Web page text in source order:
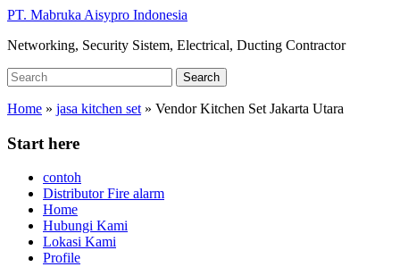
Skip
main
PT. Mabruka Aisypro Indonesia
Networking, Security Sistem, Electrical, Ducting Contractor
Search
for:
Search
Home » jasa kitchen set » Vendor Kitchen Set Jakarta Utara
Start here
contoh
Distributor Fire alarm
Home
Hubungi Kami
Lokasi Kami
Profile